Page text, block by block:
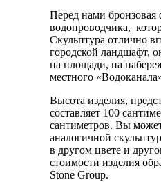
Перед нами бронзовая
водопроводчика,
Скульптура отлично
городской ландшафт,
на площади, на
местного
Высота изделия,
составляет 100
сантиметров. Вы
аналогичной
в другом цвете и
стоимости изделия
Stone Group.